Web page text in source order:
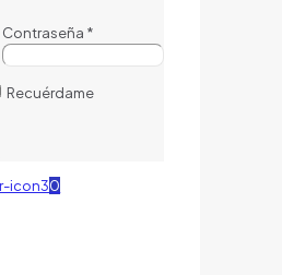
Contraseña *
Recuérdame
0